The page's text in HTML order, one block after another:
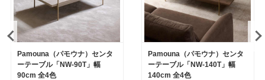
Pamouna（パモウナ）センタ
ーテーブル「NW-90T」幅
90cm 全4色
Pamouna（パモウナ）センタ
ーテーブル「NW-140T」幅
140cm 全4色